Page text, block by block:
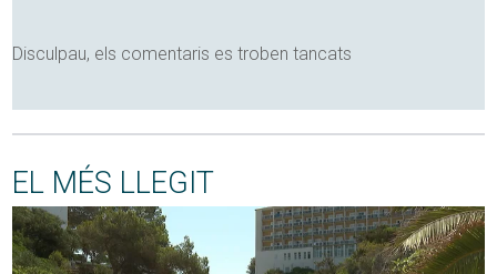
Disculpau, els comentaris es troben tancats
EL MÉS LLEGIT